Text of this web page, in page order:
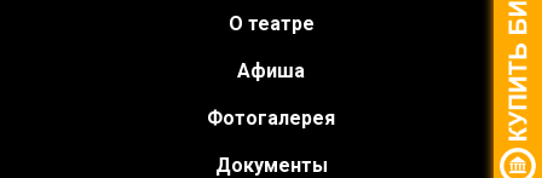
О театре
Афиша
Фотогалерея
Документы